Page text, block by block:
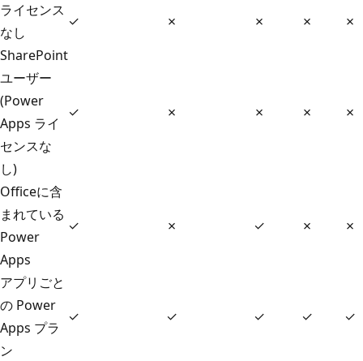
ライセンス
なし
✓ ✗ ✗ ✗
✗
SharePoint
ユーザー
(Power
Apps ライ
センスな
し)
✓ ✗ ✗ ✗ ✗
Officeに含
まれている
Power
Apps
✓ ✗ ✓ ✗ ✗
アプリごと
の Power
Apps プラ
ン
✓ ✓ ✓ ✓ ✓